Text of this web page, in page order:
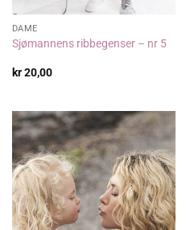
DAME
Sjømannens ribbegenser – nr 5
kr20,00